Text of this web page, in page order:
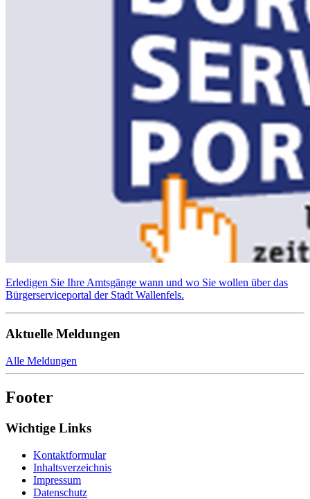
Erledigen Sie Ihre Amtsgänge wann und wo Sie wollen über das
Bürgerserviceportal der Stadt Wallenfels.
Aktuelle Meldungen
Alle Meldungen
Footer
Wichtige Links
Kontaktformular
Inhaltsverzeichnis
Impressum
Datenschutz